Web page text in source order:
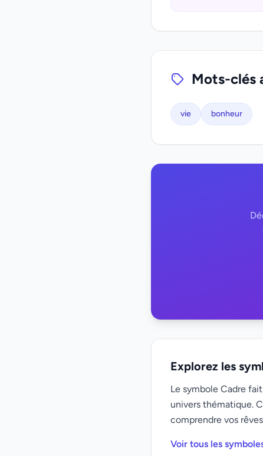
Mots-clés
vie bonheur
Explorez les
Le symbole Cadre
univers thématique.
comprendre vos
Voir tous les